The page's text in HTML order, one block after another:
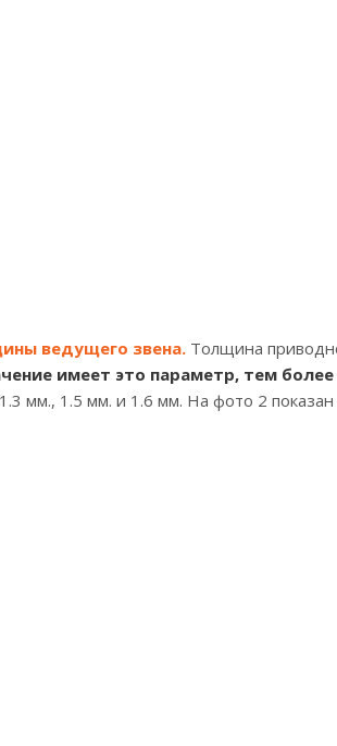
ведущего звена. Толщина
имеет это параметр, тем
мм., 1.5 мм. и 1.6 мм. На фото 2